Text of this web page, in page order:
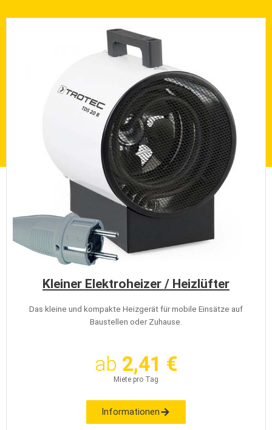
Kleiner Elektroheizer / Heizlüfter
Das kleine und kompakte Heizgerät für mobile Einsätze auf
Baustellen oder Zuhause.
ab 2,41 €
Miete pro Tag
Informationen